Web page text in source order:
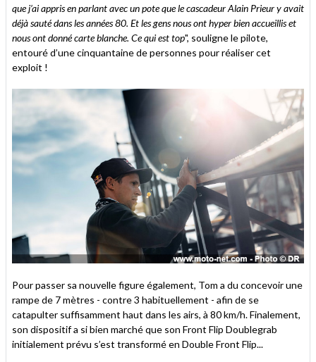
que j’ai appris en parlant avec un pote que le cascadeur Alain Prieur y avait
déjà sauté dans les années 80. Et les gens nous ont hyper bien accueillis et
nous ont donné carte blanche. Ce qui est top", souligne le pilote,
entouré d’une cinquantaine de personnes pour réaliser cet
exploit !
Pour passer sa nouvelle figure également, Tom a du concevoir une
rampe de 7 mètres - contre 3 habituellement - afin de se
catapulter suffisamment haut dans les airs, à 80 km/h. Finalement,
son dispositif a si bien marché que son Front Flip Doublegrab
initialement prévu s’est transformé en Double Front Flip...